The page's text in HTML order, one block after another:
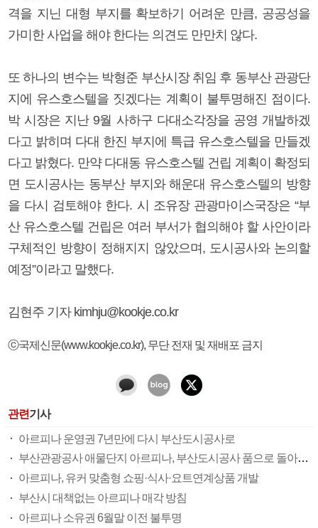
격을 지닌 대형 부지를 확보하기 어려운 만큼, 공공성을
가미한 사업을 해야 한다는 의견도 만만치 않다.
또 하나의 변수는 박형준 부산시장 취임 후 동부산 관광단
지에 유스호스텔을 짓겠다는 계획이 불투명해진 점이다.
박 시장은 지난 9월 사하구 다대소각장을 공영 개발하겠
다고 밝히며 다대 한진 부지에 특급 유스호스텔을 만들겠
다고 밝혔다. 만약 다대동 유스호스텔 건립 계획이 확정되
면 도시공사는 동부산 부지와 해운대 유스호스텔의 방향
을 다시 검토해야 한다. 시 조유장 관광마이스국장은 “부
산 유스호스텔 건립은 여러 부서가 협의해야 할 사안이라
구체적인 방향이 정해지지 않았으며, 도시공사와 논의할
예정”이라고 말했다.
김현주 기자 kimhju@kookje.co.kr
ⓒ국제신문(www.kookje.co.kr), 무단 전재 및 재배포 금지
관련기사
아르피나 운영권 7년만에 다시 부산도시공사로
부산관광공사 애물단지 아르피나, 부산도시공사 품으로 돌아가나
아르피나, 유커 맞춤형 쇼핑·식사·요트연계상품 개발
부산시 대책없는 아르피나 매각 방침
아르피나 소유권 6월말 이전 불투명